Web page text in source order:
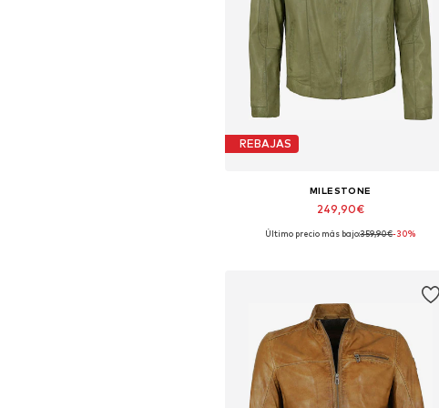
REBAJAS
MILESTONE
249,90€
Tallas disponibles: M, L, XL, XXL, XXXL, 4XL
Último precio más bajo:359,90€-30%